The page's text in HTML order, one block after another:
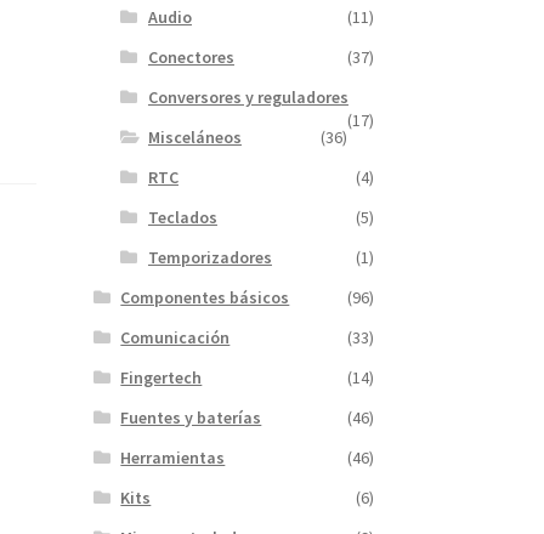
Audio
(11)
Conectores
(37)
Conversores y reguladores
(17)
Misceláneos
(36)
RTC
(4)
Teclados
(5)
Temporizadores
(1)
Componentes básicos
(96)
Comunicación
(33)
Fingertech
(14)
Fuentes y baterías
(46)
Herramientas
(46)
Kits
(6)